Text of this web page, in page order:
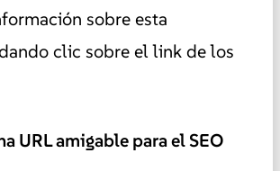
sobre esta
clic sobre el link de los
URL amigable para el SEO